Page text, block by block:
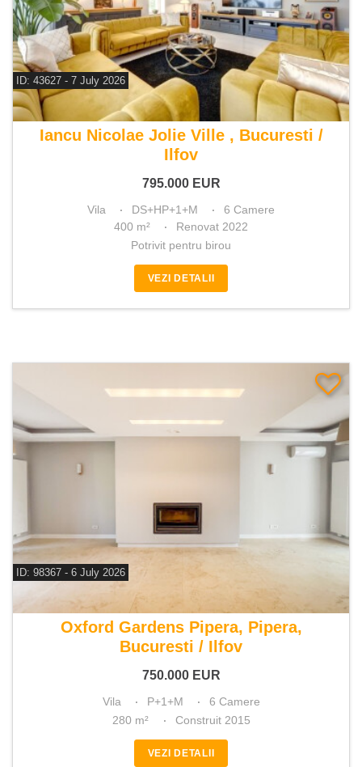
ID: 43627 - 7 July 2026
De vanzare vila 6 camere
Iancu Nicolae Jolie Ville , Bucuresti /
Ilfov
795.000 EUR
Vila DS+HP+1+M
6 Camere
400 m²
Renovat 2022
Potrivit pentru birou
VEZI DETALII
ID: 98367 - 6 July 2026
De vanzare vila 6 camere
Oxford Gardens Pipera, Pipera,
Bucuresti / Ilfov
750.000 EUR
Vila P+1+M
6 Camere
280 m²
Construit 2015
VEZI DETALII